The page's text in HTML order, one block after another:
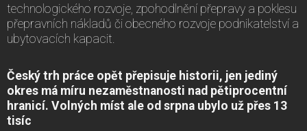
technologického rozvoje, zpohodlnění přepravy a poklesu
přepravních nákladů či obecného rozvoje podnikatelství a
ubytovacích kapacit.
Český trh práce opět přepisuje historii, jen jediný
okres má míru nezaměstnanosti nad pětiprocentní
hranicí. Volných míst ale od srpna ubylo už přes 13
tisíc